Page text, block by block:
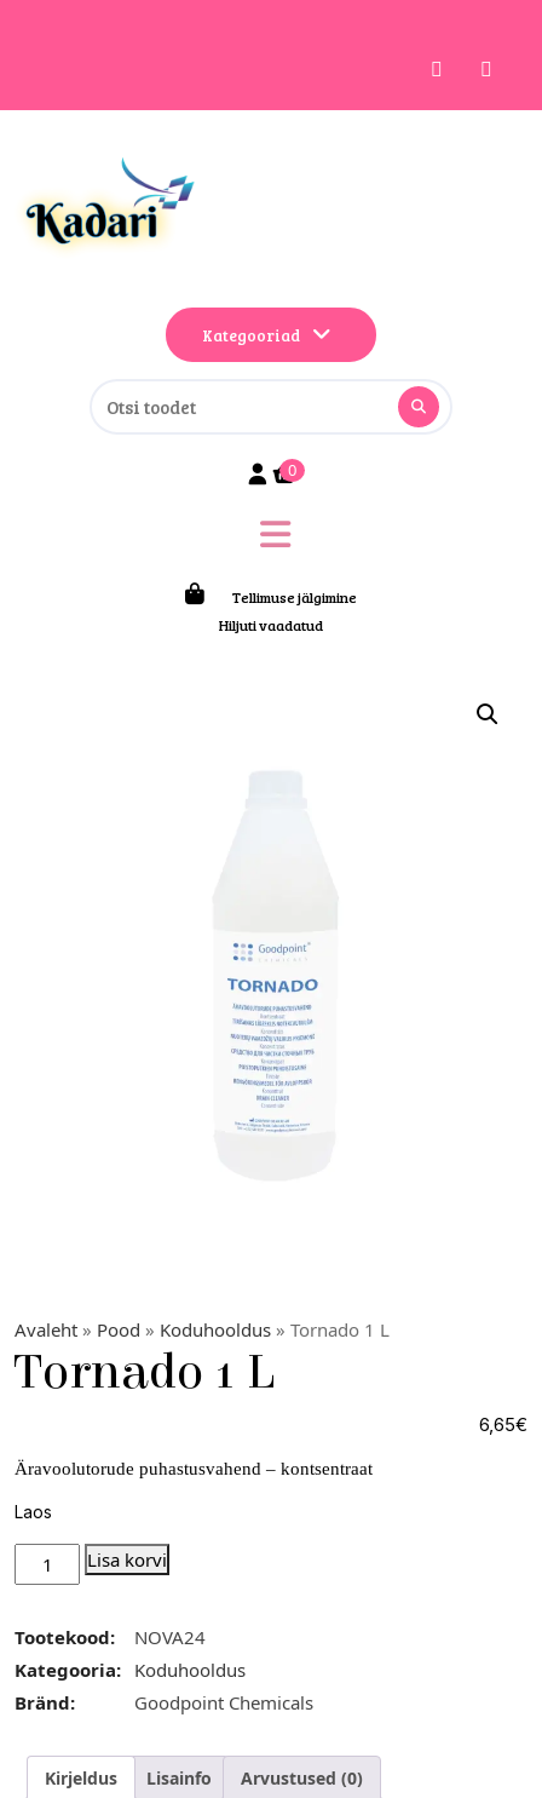
Kategooriad
0
Tellimuse jälgimine
Hiljuti vaadatud
Avaleht » Pood » Koduhooldus » Tornado 1 L
Tornado 1 L
€
6,65
Äravoolutorude puhastusvahend – kontsentraat
Laos
Lisa korvi
Tootekood:
NOVA24
Kategooria: Koduhooldus
Bränd:
Goodpoint Chemicals
Kirjeldus Lisainfo Arvustused (0)